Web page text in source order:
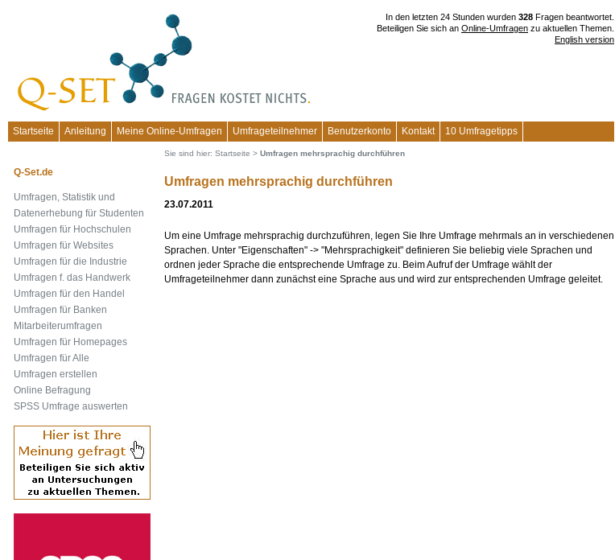
In den letzten 24 Stunden wurden 328 Fragen beantwortet.
Beteiligen Sie sich an Online-Umfragen zu aktuellen Themen.
English version
Startseite
Anleitung Meine Online-Umfragen Umfrageteilnehmer Benutzerkonto Kontakt 10 Umfragetipps
Sie sind hier: Startseite > Umfragen mehrsprachig durchführen
Umfragen mehrsprachig durchführen
23.07.2011
Um eine Umfrage mehrsprachig durchzuführen, legen Sie Ihre Umfrage mehrmals an in verschiedenen
Sprachen. Unter "Eigenschaften" -> "Mehrsprachigkeit" definieren Sie beliebig viele Sprachen und
ordnen jeder Sprache die entsprechende Umfrage zu. Beim Aufruf der Umfrage wählt der
Umfrageteilnehmer dann zunächst eine Sprache aus und wird zur entsprechenden Umfrage geleitet.
Q-Set.de
Umfragen, Statistik und
Datenerhebung für Studenten
Umfragen für Hochschulen
Umfragen für Websites
Umfragen für die Industrie
Umfragen f. das Handwerk
Umfragen für den Handel
Umfragen für Banken
Mitarbeiterumfragen
Umfragen für Homepages
Umfragen für Alle
Umfragen erstellen
Online Befragung
SPSS Umfrage auswerten